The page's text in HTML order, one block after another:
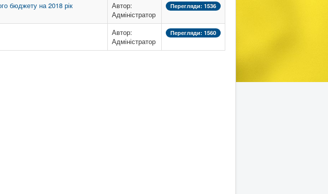
бюджету на 2018 рік
Автор:
Адміністратор
Перегляди: 1536
Автор:
Адміністратор
Перегляди: 1560